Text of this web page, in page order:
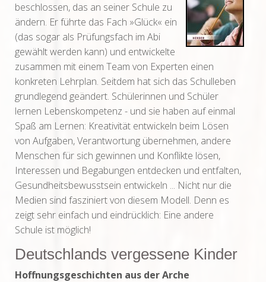
beschlossen, das an seiner Schule zu
ändern. Er führte das Fach »Glück« ein
(das sogar als Prüfungsfach im Abi
gewählt werden kann) und entwickelte
zusammen mit einem Team von Experten einen
konkreten Lehrplan. Seitdem hat sich das Schulleben
grundlegend geändert. Schülerinnen und Schüler
lernen Lebenskompetenz - und sie haben auf einmal
Spaß am Lernen: Kreativität entwickeln beim Lösen
von Aufgaben, Verantwortung übernehmen, andere
Menschen für sich gewinnen und Konflikte lösen,
Interessen und Begabungen entdecken und entfalten,
Gesundheitsbewusstsein entwickeln ... Nicht nur die
Medien sind fasziniert von diesem Modell. Denn es
zeigt sehr einfach und eindrücklich: Eine andere
Schule ist möglich!
Deutschlands vergessene Kinder
Hoffnungsgeschichten aus der Arche